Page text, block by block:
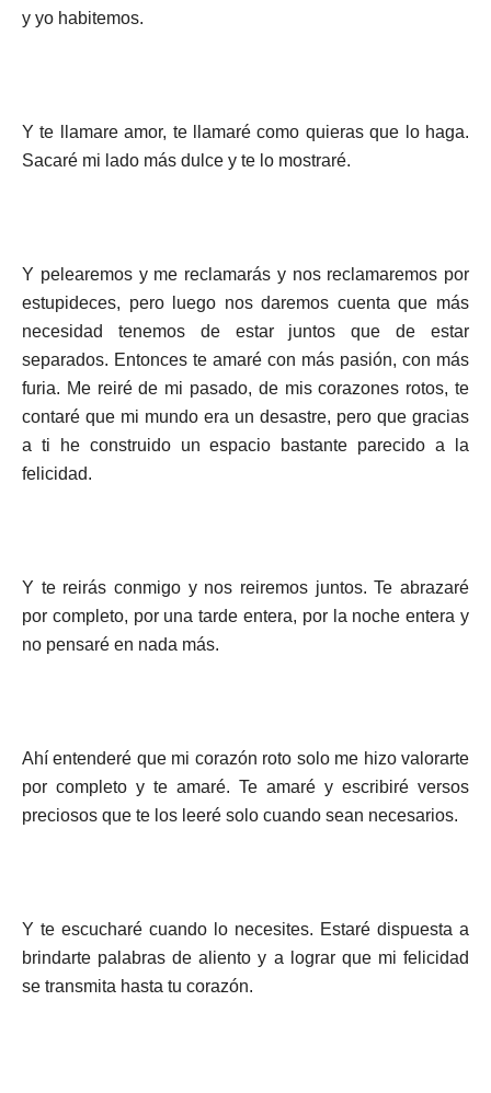
y yo habitemos.
Y te llamare amor, te llamaré como quieras que lo haga.
Sacaré mi lado más dulce y te lo mostraré.
Y pelearemos y me reclamarás y nos reclamaremos por
estupideces, pero luego nos daremos cuenta que más
necesidad tenemos de estar juntos que de estar
separados. Entonces te amaré con más pasión, con más
furia. Me reiré de mi pasado, de mis corazones rotos, te
contaré que mi mundo era un desastre, pero que gracias
a ti he construido un espacio bastante parecido a la
felicidad.
Y te reirás conmigo y nos reiremos juntos. Te abrazaré
por completo, por una tarde entera, por la noche entera y
no pensaré en nada más.
Ahí entenderé que mi corazón roto solo me hizo valorarte
por completo y te amaré. Te amaré y escribiré versos
preciosos que te los leeré solo cuando sean necesarios.
Y te escucharé cuando lo necesites. Estaré dispuesta a
brindarte palabras de aliento y a lograr que mi felicidad
se transmita hasta tu corazón.